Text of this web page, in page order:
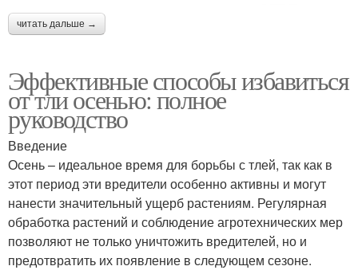
читать дальше →
Эффективные способы избавиться
от тли осенью: полное
руководство
Введение
Осень – идеальное время для борьбы с тлей, так как в
этот период эти вредители особенно активны и могут
нанести значительный ущерб растениям. Регулярная
обработка растений и соблюдение агротехнических мер
позволяют не только уничтожить вредителей, но и
предотвратить их появление в следующем сезоне.